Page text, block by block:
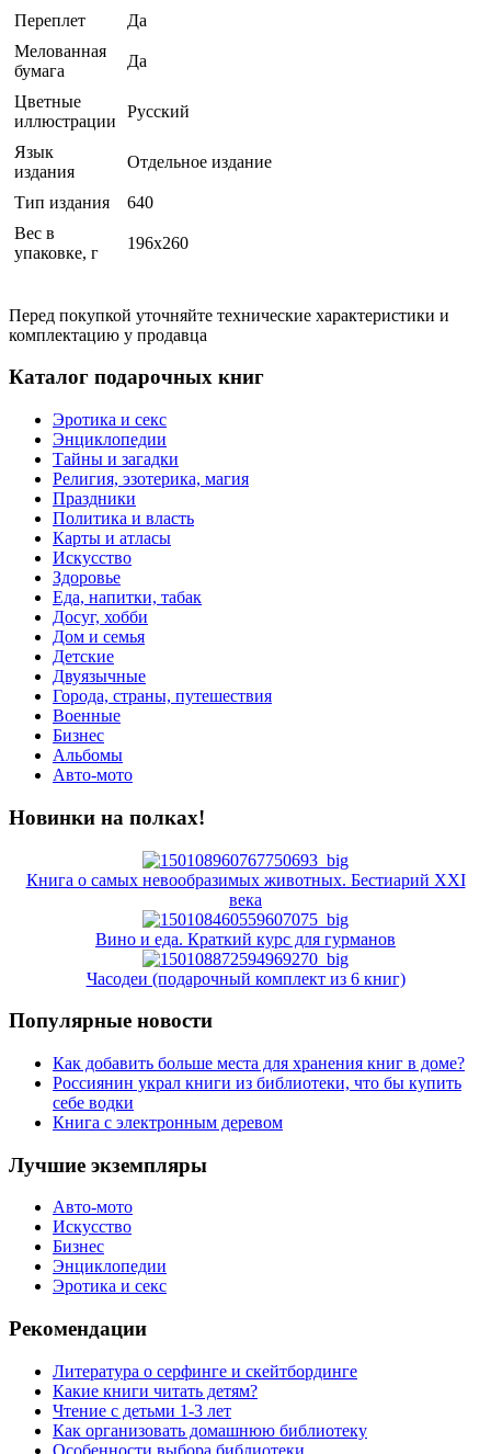
Переплет
Да
Мелованная
бумага
Да
Цветные
иллюстрации
Русский
Язык
издания
Отдельное издание
Тип издания
640
Вес в
упаковке, г
196x260
Перед покупкой уточняйте технические характеристики и
комплектацию у продавца
Каталог подарочных книг
Эротика и секс
Энциклопедии
Тайны и загадки
Религия, эзотерика, магия
Праздники
Политика и власть
Карты и атласы
Искусство
Здоровье
Еда, напитки, табак
Досуг, хобби
Дом и семья
Детские
Двуязычные
Города, страны, путешествия
Военные
Бизнес
Альбомы
Авто-мото
Новинки на полках!
Книга о самых невообразимых животных. Бестиарий XXI
века
Вино и еда. Краткий курс для гурманов
Часодеи (подарочный комплект из 6 книг)
Популярные новости
Как добавить больше места для хранения книг в доме?
Россиянин украл книги из библиотеки, что бы купить
себе водки
Книга с электронным деревом
Лучшие экземпляры
Авто-мото
Искусство
Бизнес
Энциклопедии
Эротика и секс
Рекомендации
Литература о серфинге и скейтбординге
Какие книги читать детям?
Чтение с детьми 1-3 лет
Как организовать домашнюю библиотеку
Особенности выбора библиотеки